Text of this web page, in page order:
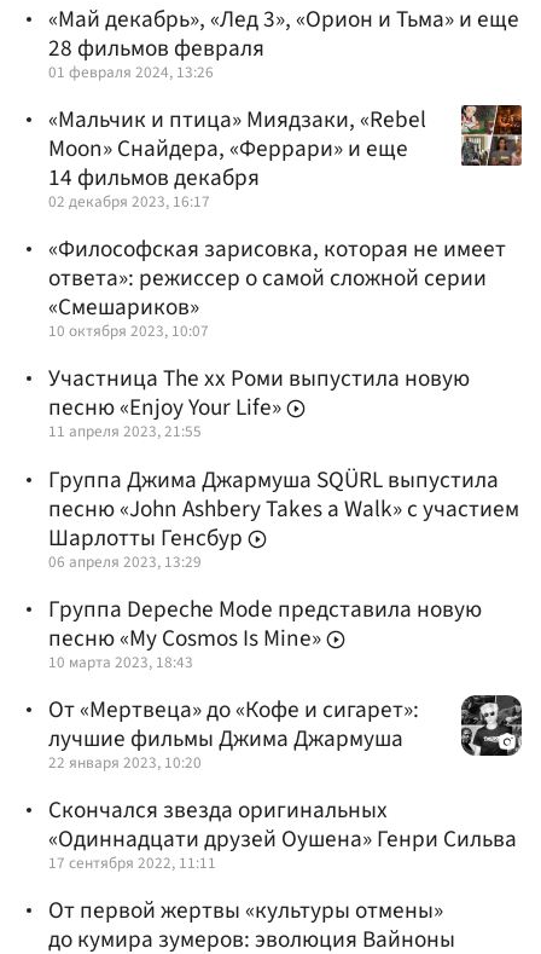
«Май декабрь», «Лед 3», «Орион и Тьма» и еще
28 фильмов февраля
01 февраля 2024, 13:26
«Мальчик и птица» Миядзаки, «Rebel
Moon» Снайдера, «Феррари» и еще
14 фильмов декабря
02 декабря 2023, 16:17
«Философская зарисовка, которая не имеет
ответа»: режиссер о самой сложной серии
«Смешариков»
10 октября 2023, 10:07
Участница The xx Роми выпустила новую
песню «Enjoy Your Life»
11 апреля 2023, 21:55
Группа Джима Джармуша SQÜRL выпустила
песню «John Ashbery Takes a Walk» с участием
Шарлотты Генсбур
06 апреля 2023, 13:29
Группа Depeche Mode представила новую
песню «My Cosmos Is Mine»
10 марта 2023, 18:43
От «Мертвеца» до «Кофе и сигарет»:
лучшие фильмы Джима Джармуша
22 января 2023, 10:20
Скончался звезда оригинальных
«Одиннадцати друзей Оушена» Генри Сильва
17 сентября 2022, 11:11
От первой жертвы «культуры отмены»
до кумира зумеров: эволюция Вайноны